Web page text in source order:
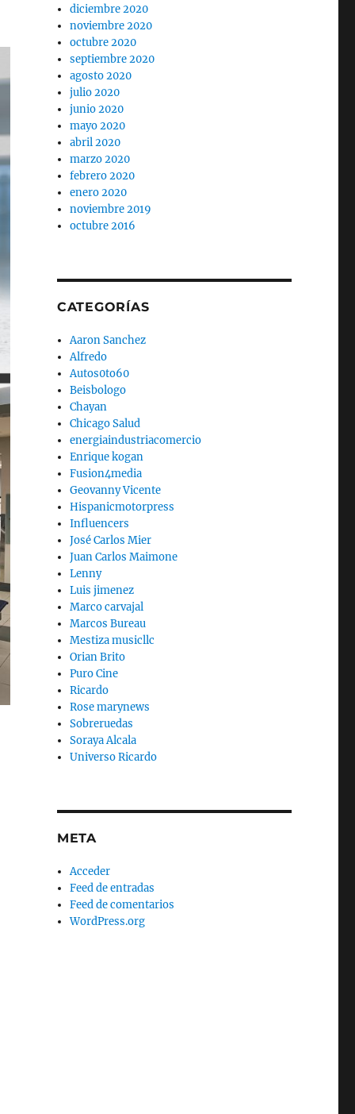
diciembre 2020
noviembre 2020
octubre 2020
septiembre 2020
agosto 2020
julio 2020
junio 2020
mayo 2020
abril 2020
marzo 2020
febrero 2020
enero 2020
noviembre 2019
octubre 2016
CATEGORÍAS
Aaron Sanchez
Alfredo
Autos0to60
Beisbologo
Chayan
Chicago Salud
energiaindustriacomercio
Enrique kogan
Fusion4media
Geovanny Vicente
Hispanicmotorpress
Influencers
José Carlos Mier
Juan Carlos Maimone
Lenny
Luis jimenez
Marco carvajal
Marcos Bureau
Mestiza musicllc
Orian Brito
Puro Cine
Ricardo
Rose marynews
Sobreruedas
Soraya Alcala
Universo Ricardo
META
Acceder
Feed de entradas
Feed de comentarios
WordPress.org